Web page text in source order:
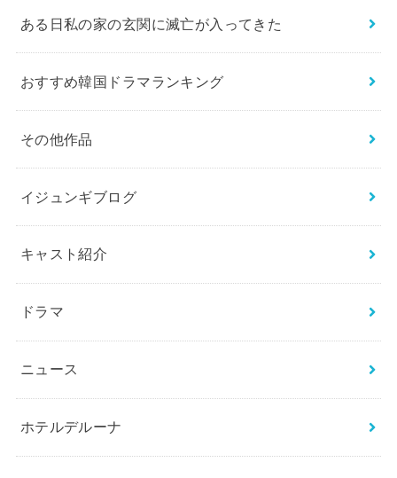
ある日私の家の玄関に滅亡が入ってきた
おすすめ韓国ドラマランキング
その他作品
イジュンギブログ
キャスト紹介
ドラマ
ニュース
ホテルデルーナ